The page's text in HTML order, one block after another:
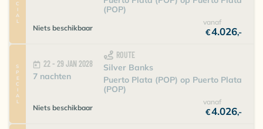
(POP)
vanaf
€4.026,-
Niets beschikbaar
SPECIAL 22 - 29 JAN 2028
7 nachten
ROUTE
Silver Banks
Puerto Plata (POP) op Puerto Plata
(POP)
vanaf
€4.026,-
Niets beschikbaar